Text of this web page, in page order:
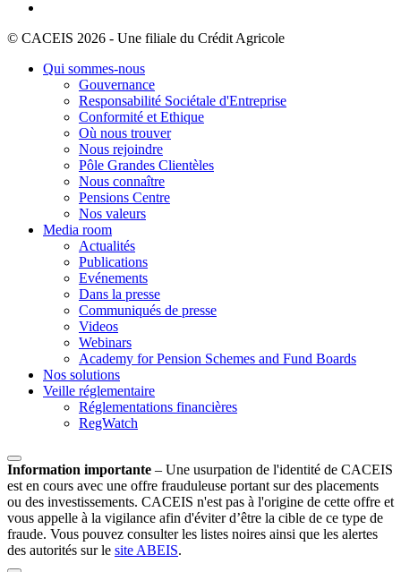
© CACEIS 2026 - Une filiale du Crédit Agricole
Qui sommes-nous
Gouvernance
Responsabilité Sociétale d'Entreprise
Conformité et Ethique
Où nous trouver
Nous rejoindre
Pôle Grandes Clientèles
Nous connaître
Pensions Centre
Nos valeurs
Media room
Actualités
Publications
Evénements
Dans la presse
Communiqués de presse
Videos
Webinars
Academy for Pension Schemes and Fund Boards
Nos solutions
Veille réglementaire
Réglementations financières
RegWatch
Information importante – Une usurpation de l'identité de CACEIS
est en cours avec une offre frauduleuse portant sur des placements
ou des investissements. CACEIS n'est pas à l'origine de cette offre et
vous appelle à la vigilance afin d'éviter d’être la cible de ce type de
fraude. Vous pouvez consulter les listes noires ainsi que les alertes
des autorités sur le site ABEIS.